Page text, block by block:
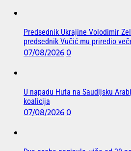
Predsednik Ukrajine Volodimir
predsednik Vučić mu priredio
07/08/20260
U napadu Huta na Saudijsku
koalicija
07/08/20260